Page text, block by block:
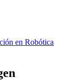
en Robótica